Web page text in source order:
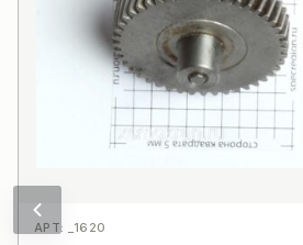
АРТ: _1620